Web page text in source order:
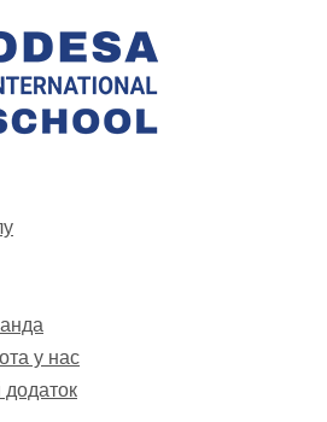
у нас